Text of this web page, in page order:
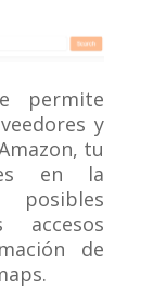
permite
y
tu
en la
accesos
de